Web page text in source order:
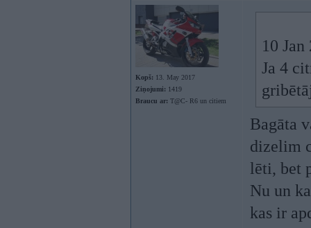
Kopš: 13. May 2017
Ziņojumi: 1419
Braucu ar: T@C- R6 un citiem
10
Ja 4
Bagāta
dizelim
lēti, bet
Nu un
kas ir